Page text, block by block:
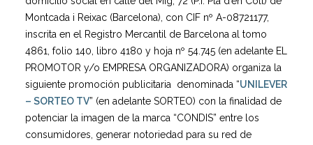
Montcada i Reixac (Barcelona), con CIF nº A-08721177,
inscrita en el Registro Mercantil de Barcelona al tomo
4861, folio 140, libro 4180 y hoja nº 54.745 (en adelante EL
PROMOTOR y/o EMPRESA ORGANIZADORA) organiza la
siguiente promoción publicitaria denominada “UNILEVER
– SORTEO TV” (en adelante SORTEO) con la finalidad de
potenciar la imagen de la marca “CONDIS” entre los
consumidores, generar notoriedad para su red de